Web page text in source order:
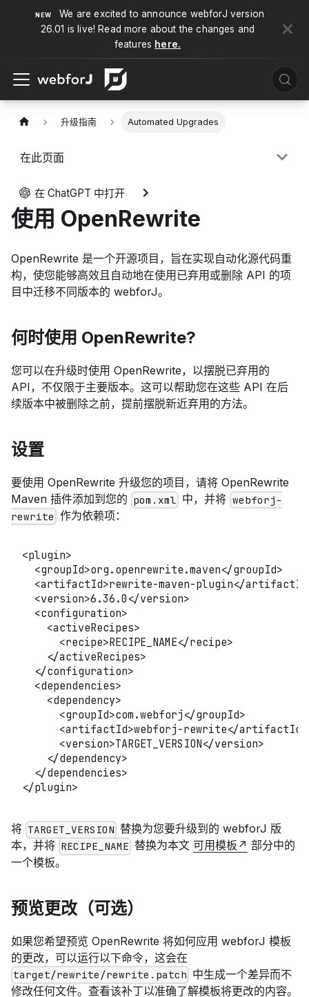
We are excited to announce webforJ version
26.01 is live! Read more about the changes and
features here.
升级指南 Automated Upgrades
在此页面
使用 OpenRewrite
在 ChatGPT 中打开
OpenRewrite 是一个开源项目，旨在实现自动化源代码重
构，使您能够高效且自动地在使用已弃用或删除 API 的项
目中迁移不同版本的 webforJ。
何时使用 OpenRewrite?
您可以在升级时使用 OpenRewrite，以摆脱已弃用的
API，不仅限于主要版本。这可以帮助您在这些 API 在后
续版本中被删除之前，提前摆脱新近弃用的方法。
设置
要使用 OpenRewrite 升级您的项目，请将 OpenRewrite
Maven 插件添加到您的 pom.xml 中，并将 webforj-
rewrite 作为依赖项：
<plugin>
<groupId>org.openrewrite.maven</groupId>
<artifactId>rewrite-maven-plugin</artifactId
<version>6.36.0 </version>
<configuration>
<activeRecipes>
<recipe>RECIPE_NAME</recipe>
</activeRecipes>
</configuration>
<dependencies>
<dependency>
<groupId>com.webforj </groupId>
<artifactId>webforj-rewrite</artifactId
<version>TARGET_VERSION</version>
</dependency>
</dependencies>
</plugin>
将 TARGET_VERSION 替换为您要升级到的 webforJ 版
本，并将 RECIPE_NAME 替换为本文可用模板
部分中的
一个模板。
预览更改（可选）
如果您希望预览 OpenRewrite 将如何应用 webforJ 模板
的更改，可以运行以下命令，这会在
target/rewrite/rewrite.patch 中生成一个差异而不
修改任何文件。查看该补丁以准确了解模板将更改的内容。